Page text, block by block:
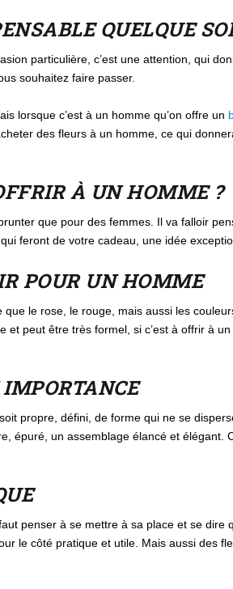
QUELQUE SOI
particulière, c’est une attention, qui
souhaitez faire passer.
lorsque c’est à un homme qu’on offre un
des fleurs à un homme, ce qui
À UN HOMME ?
que pour des femmes. Il va falloir
feront de votre cadeau, une idée
POUR UN HOMME
le rose, le rouge, mais aussi les
peut être très formel, si c’est à offrir à un
propre, défini, de forme qui ne se
épuré, un assemblage élancé et élégant.
penser à se mettre à sa place et se dire
le côté pratique et utile. Mais aussi des